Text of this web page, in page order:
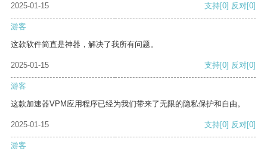
2025-01-15
支持[0] 反对[0]
游客
这款软件简直是神器，解决了我所有问题。
2025-01-15 支持[0] 反对[0]
游客
这款加速器VPM应用程序已经为我们带来了无限的隐私保护和自由。
2025-01-15 支持[0] 反对[0]
游客